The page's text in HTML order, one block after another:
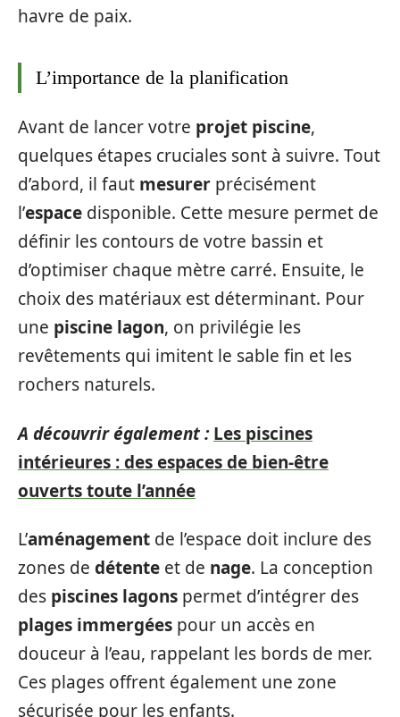
havre de paix.
L’importance de la planification
Avant de lancer votre projet piscine,
quelques étapes cruciales sont à suivre. Tout
d’abord, il faut mesurer précisément
l’espace disponible. Cette mesure permet de
définir les contours de votre bassin et
d’optimiser chaque mètre carré. Ensuite, le
choix des matériaux est déterminant. Pour
une piscine lagon, on privilégie les
revêtements qui imitent le sable fin et les
rochers naturels.
A découvrir également : Les piscines
intérieures : des espaces de bien-être
ouverts toute l’année
L’aménagement de l’espace doit inclure des
zones de détente et de nage. La conception
des piscines lagons permet d’intégrer des
plages immergées pour un accès en
douceur à l’eau, rappelant les bords de mer.
Ces plages offrent également une zone
sécurisée pour les enfants.